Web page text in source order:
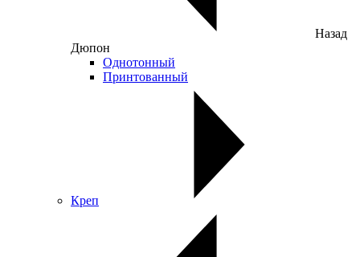
Назад
Дюпон
Однотонный
Принтованный
Креп